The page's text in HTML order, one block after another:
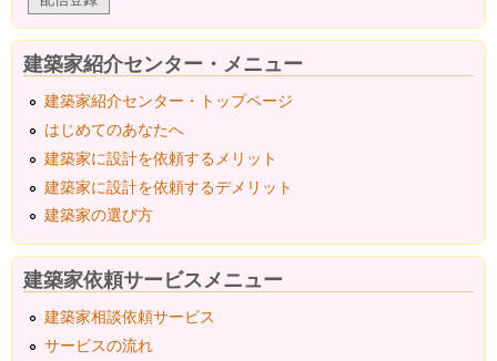
建築家紹介センター・メニュー
建築家紹介センター・トップページ
はじめてのあなたへ
建築家に設計を依頼するメリット
建築家に設計を依頼するデメリット
建築家の選び方
建築家依頼サービスメニュー
建築家相談依頼サービス
サービスの流れ